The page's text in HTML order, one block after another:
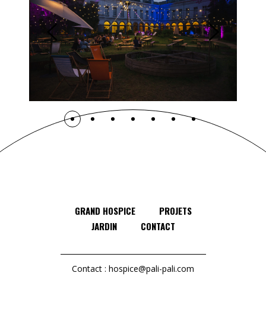
GRAND HOSPICE
PROJETS
JARDIN
CONTACT
Contact : hospice@pali-pali.com